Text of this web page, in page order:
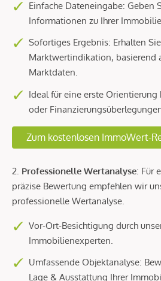
Einfache Dateneingabe: Geben
Informationen zu Ihrer
Sofortiges Ergebnis: Erhalten
Marktwertindikation, basierend
Marktdaten.
Ideal für eine erste Orientierung
oder
Zum kostenlosen ImmoWert-
2. Professionelle Wertanalyse: Für
präzise Bewertung empfehlen wir
professionelle Wertanalyse.
Vor-Ort-Besichtigung durch
Immobilienexperten.
Umfassende Objektanalyse:
Lage & Ausstattung Ihrer